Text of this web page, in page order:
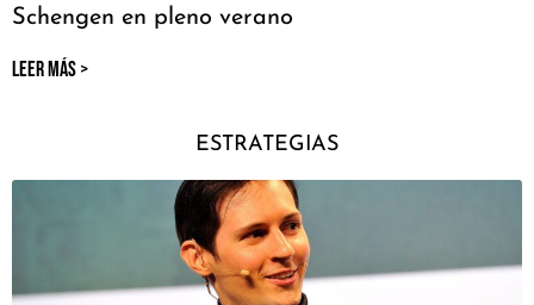
Schengen en pleno verano
LEER MÁS >
ESTRATEGIAS